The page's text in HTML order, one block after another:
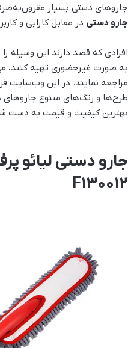
جاروهای دستی بسیار
جارو دستی در مقابل کارایی و
افرادی که قصد دارند این وسیله
مراجعه نمایند. در این وب‌سایت
طرح‌ها و رنگ‌های متنوع
بهترین کیفیت و قیمت به دست
جارو دستی لیائو
F130012